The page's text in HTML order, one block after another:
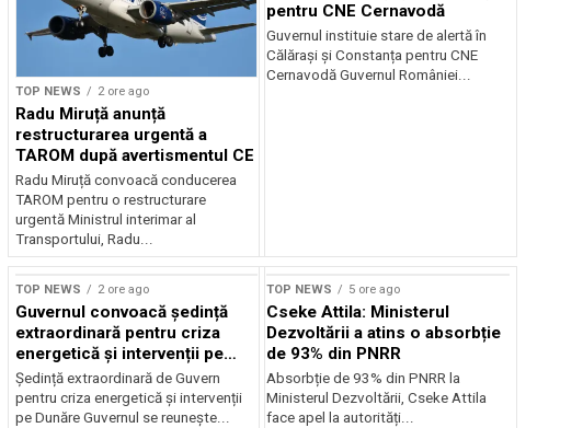
TOP NEWS 2 ore ago
Radu Miruță anunță
restructurarea urgentă a
TAROM după avertismentul CE
Radu Miruță convoacă conducerea
TAROM pentru o restructurare
urgentă Ministrul interimar al
Transportului, Radu...
pentru CNE Cernavodă
Guvernul instituie stare de alertă în
Călărași și Constanța pentru CNE
Cernavodă Guvernul României...
TOP NEWS 2 ore ago
Guvernul convoacă ședință
extraordinară pentru criza
energetică și intervenții pe
Dunăre
Ședință extraordinară de Guvern
pentru criza energetică și intervenții
pe Dunăre Guvernul se reunește...
TOP NEWS 5 ore ago
Cseke Attila: Ministerul
Dezvoltării a atins o absorbție
de 93% din PNRR
Absorbție de 93% din PNRR la
Ministerul Dezvoltării, Cseke Attila
face apel la autorități...